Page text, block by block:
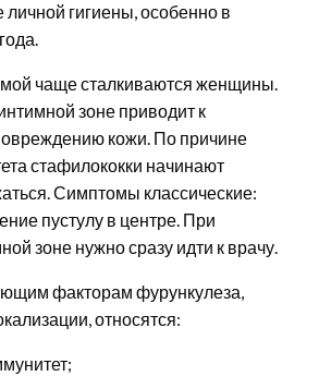
гигиены, особенно в
чаще сталкиваются женщины.
зоне приводит к
кожи. По причине
стафилококки начинают
Симптомы классические:
пустулу в центре. При
зоне нужно сразу идти к врачу.
факторам фурункулеза,
относятся: